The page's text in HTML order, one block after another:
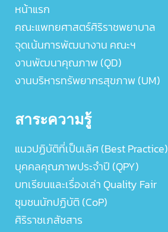
หน้าแรก
คณะแพทยศาสตร์ศิริราชพยาบาล
จุดเน้นการพัฒนางาน คณะฯ
งานพัฒนาคุณภาพ (QD)
งานบริหารทรัพยากรสุขภาพ (UM)
สาระความรู้
แนวปฏิบัติที่เป็นเลิศ (Best Practice)
บุคคลคุณภาพประจำปี (QPY)
บทเรียนและเรื่องเล่า Quality Fair
ชุมชนนักปฏิบัติ (CoP)
ศิริราชเภสัชสาร